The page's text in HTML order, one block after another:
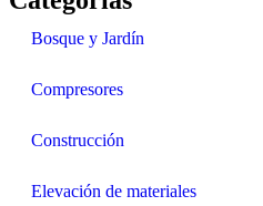
Bosque y Jardín
Compresores
Construcción
Elevación de materiales